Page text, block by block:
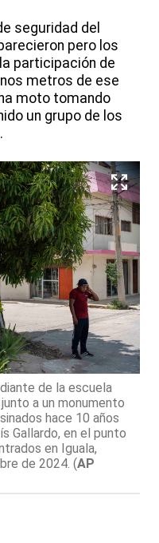
seguridad del
pero los
participación de
metros de ese
moto tomando
un grupo de los
de la escuela
a un monumento
hace 10 años
Gallardo, en el punto
en Iguala,
de 2024. (AP